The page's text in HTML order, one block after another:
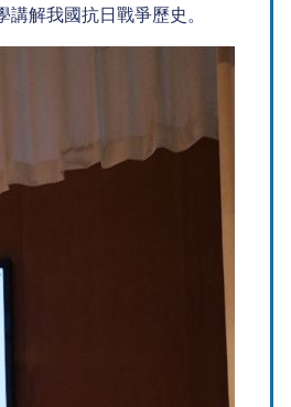
解我國抗日戰爭歷史。